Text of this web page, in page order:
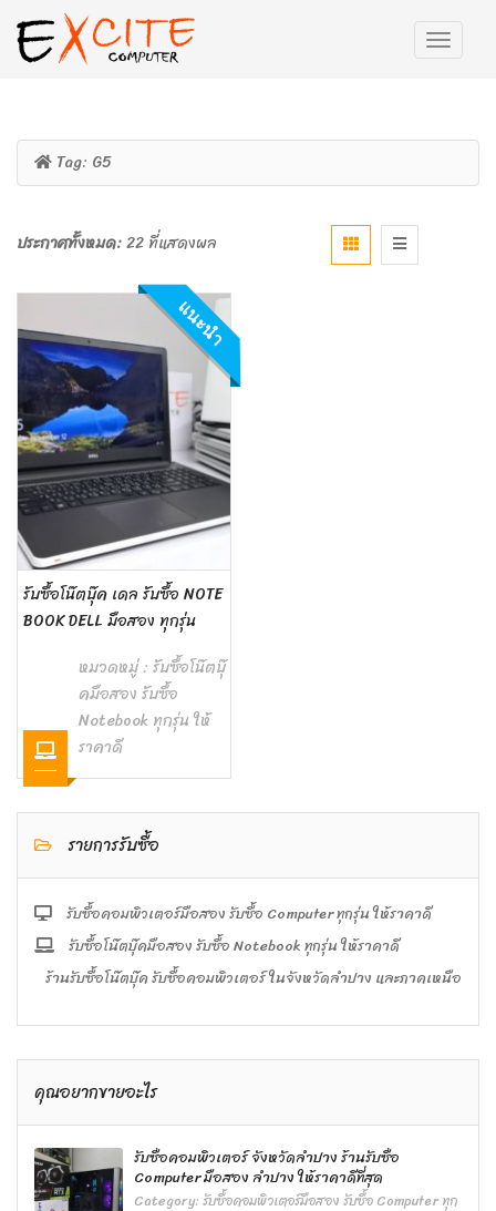
Tag: G5
ประกาศทั้งหมด:22 ที่แสดงผล
แนะนำ
รับซื้อโน๊ตบุ๊ค เดล รับซื้อ NOTE
BOOK DELL มือสอง ทุกรุ่น
หมวดหมู่ : รับซื้อโน๊ตบุ๊
คมือสอง รับซื้อ
Notebook ทุกรุ่น ให้
ราคาดี
รายการรับซื้อ
รับซื้อคอมพิวเตอร์มือสอง รับซื้อ Computer ทุกรุ่น ให้ราคาดี
รับซื้อโน๊ตบุ๊คมือสอง รับซื้อ Notebook ทุกรุ่น ให้ราคาดี
ร้านรับซื้อโน๊ตบุ๊ค รับซื้อคอมพิวเตอร์ ในจังหวัดลำปาง และภาคเหนือ
คุณอยากขายอะไร
รับซื้อคอมพิวเตอร์ จังหวัดลำปาง ร้านรับซื้อ
Computer มือสอง ลำปาง ให้ราคาดีที่สุด
Category:รับซื้อคอมพิวเตอร์มือสอง รับซื้อ Computer ทุก